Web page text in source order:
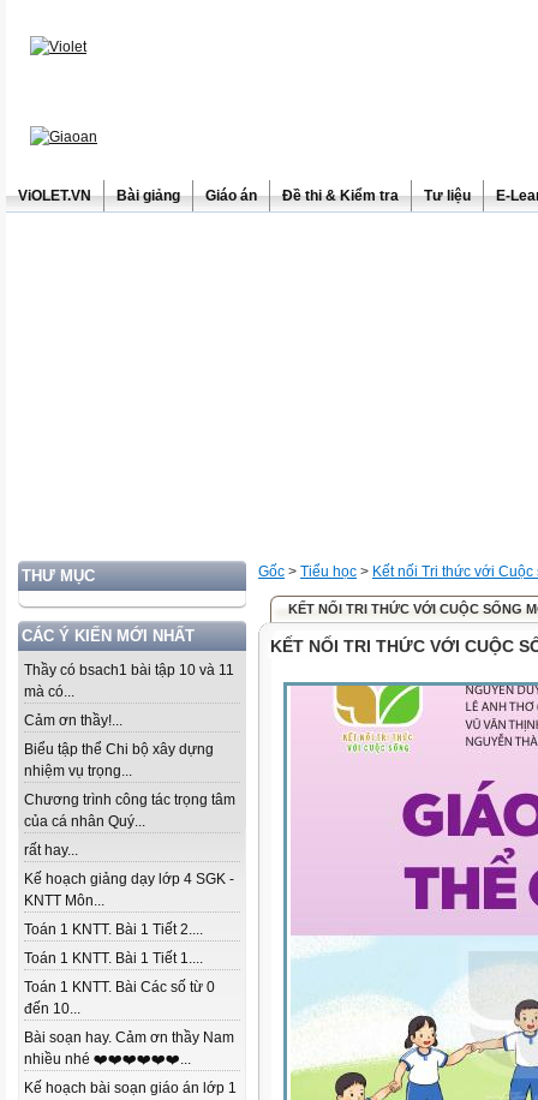
ViOLET.VN Bài giảng Giáo án Đề thi & Kiểm tra Tư liệu E-
THƯ MỤC
CÁC Ý KIẾN MỚI NHẤT
Thầy có bsach1 bài tập 10 và 11
mà có...
Cảm ơn thầy!...
Biểu tập thể Chi bộ xây dựng
nhiệm vụ trọng...
Chương trình công tác trọng tâm
của cá nhân Quý...
rất hay...
Kế hoạch giảng dạy lớp 4 SGK -
KNTT Môn...
Toán 1 KNTT. Bài 1 Tiết 2....
Toán 1 KNTT. Bài 1 Tiết 1....
Toán 1 KNTT. Bài Các số từ 0
đến 10...
Bài soạn hay. Cảm ơn thầy Nam
nhiều nhé ❤️❤️❤️❤️❤️❤️...
Kế hoạch bài soạn giáo án lớp 1
Gốc > Tiểu học > Kết nối Tri thức với Cuộc
KẾT NỐI TRI THỨC VỚI CUỘC SỐNG
KẾT NỐI TRI THỨC VỚI CUỘC